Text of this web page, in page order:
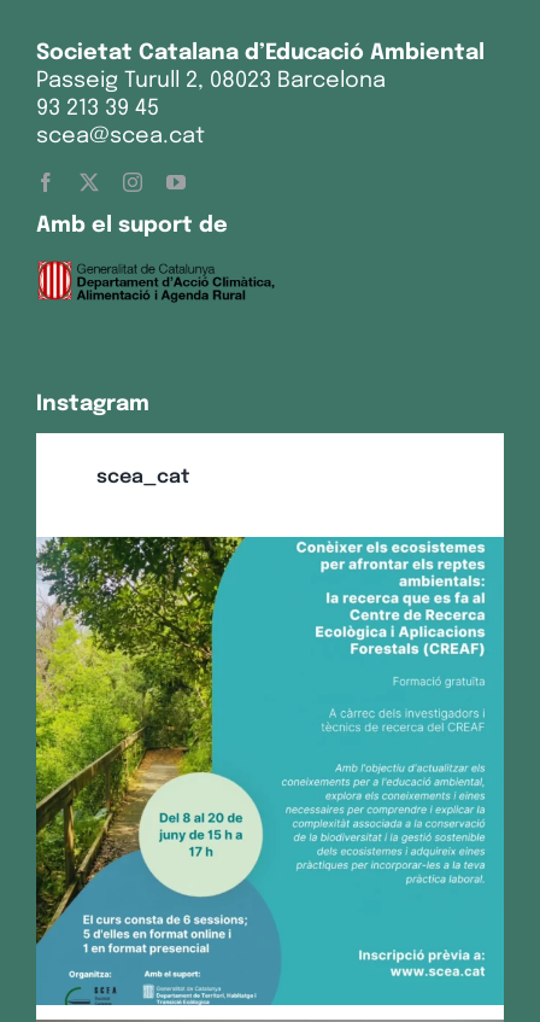
Societat Catalana d’Educació Ambiental
Passeig Turull 2, 08023 Barcelona
93 213 39 45
scea@scea.cat
Amb el suport de
Instagram
scea_cat